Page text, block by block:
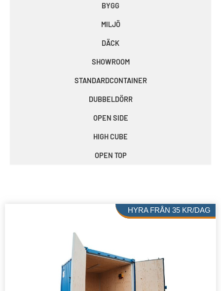
BYGG
MILJÖ
DÄCK
SHOWROOM
STANDARDCONTAINER
DUBBELDÖRR
OPEN SIDE
HIGH CUBE
OPEN TOP
HYRA FRÅN 35 KR/DAG